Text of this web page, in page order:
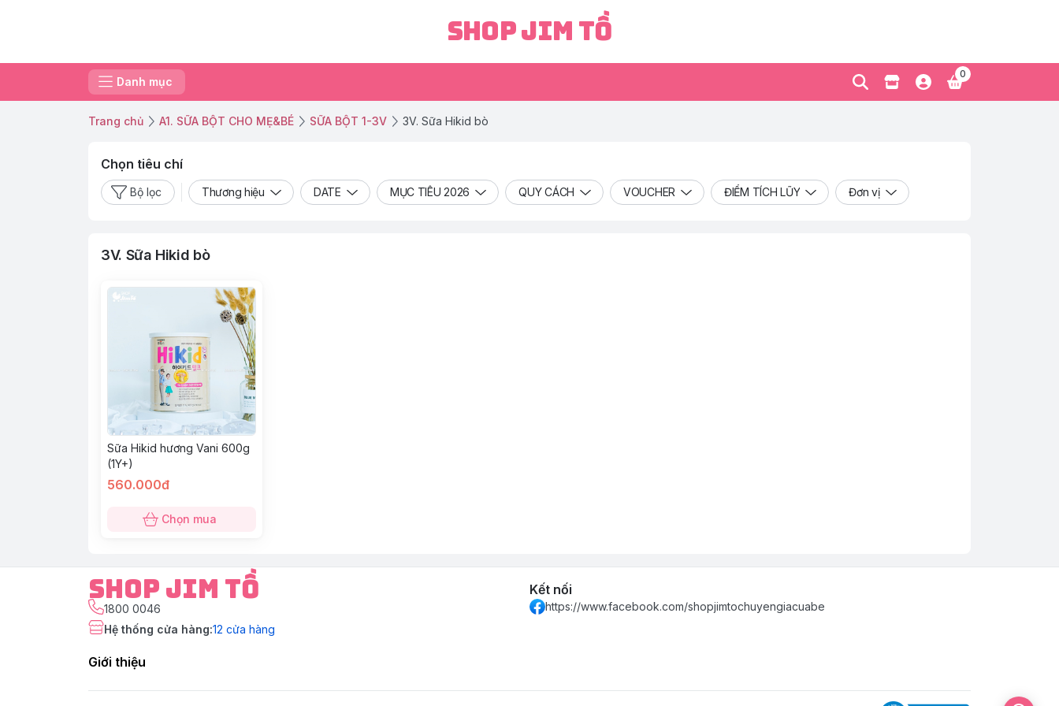
Shop Jim Tồ
Danh mục
0
Trang chủ A1. SỮA BỘT CHO MẸ&BÉ SỮA BỘT 1-3V 3V. Sữa Hikid bò
Chọn tiêu chí
Bộ lọc Thương hiệu DATE MỤC TIÊU 2026 QUY CÁCH VOUCHER ĐIỂM TÍCH LŨY Đơn vị
3V. Sữa Hikid bò
Sữa Hikid hương Vani 600g
(1Y+)
560.000đ
Chọn mua
Shop Jim Tồ
1800 0046
Hệ thống cửa hàng:12 cửa hàng
Kết nối
https://www.facebook.com/shopjimtochuyengiacuabe
Giới thiệu